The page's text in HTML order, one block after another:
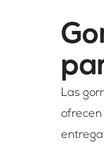
Las
ofrecen